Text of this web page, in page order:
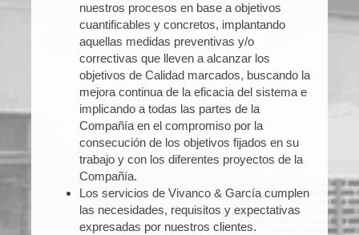
nuestros procesos en base a objetivos
cuantificables y concretos, implantando
aquellas medidas preventivas y/o
correctivas que lleven a alcanzar los
objetivos de Calidad marcados, buscando la
mejora continua de la eficacia del sistema e
implicando a todas las partes de la
Compañía en el compromiso por la
consecución de los objetivos fijados en su
trabajo y con los diferentes proyectos de la
Compañía.
Los servicios de Vivanco & García cumplen
las necesidades, requisitos y expectativas
expresadas por nuestros clientes.